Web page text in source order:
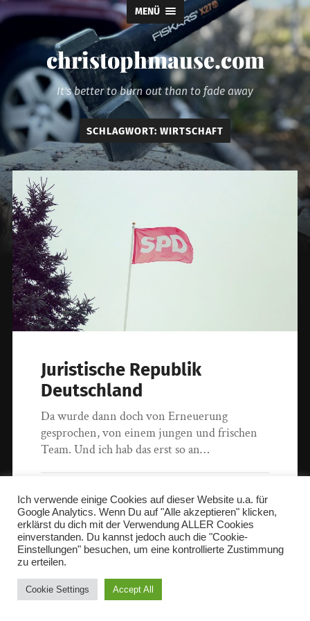
MENÜ
christophmause.com
It's better to burn out than to fade away
SCHLAGWORT: WIRTSCHAFT
Juristische Republik
Deutschland
Da wurde dann doch von Erneuerung
gesprochen, von einem jungen und frischen
Team. Und ich hab das erst so an…
© 2026christophmause.com .@christophmause@mastodon.social
Ich verwende einige Cookies auf dieser Website u.a. für
Google Analytics. Wenn Du auf "Alle akzeptieren" klicken,
erklärst du dich mit der Verwendung ALLER Cookies
einverstanden. Du kannst jedoch auch die "Cookie-
Einstellungen" besuchen, um eine kontrollierte Zustimmung
zu erteilen.
Cookie Settings Accept All